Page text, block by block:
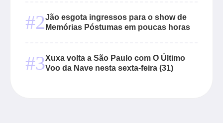
#2Jão esgota ingressos para o show de
Memórias Póstumas em poucas horas
#3Xuxa volta a São Paulo com O Último
Voo da Nave nesta sexta-feira (31)